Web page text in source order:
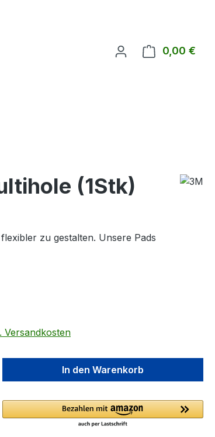
0,00 €
(1Stk)
zu gestalten. Unsere Pads
Versandkosten
Gib den gewünschten Wert
In den Warenkorb